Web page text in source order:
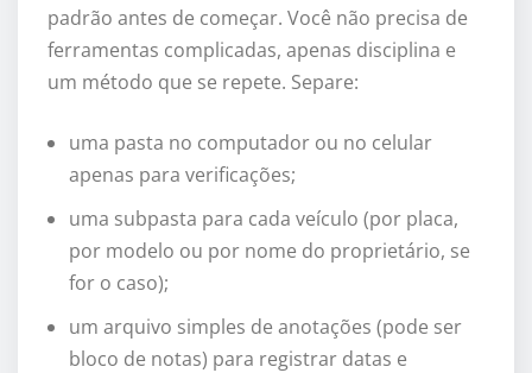
padrão antes de começar. Você não precisa de
ferramentas complicadas, apenas disciplina e
um método que se repete. Separe:
uma pasta no computador ou no celular
apenas para verificações;
uma subpasta para cada veículo (por placa,
por modelo ou por nome do proprietário, se
for o caso);
um arquivo simples de anotações (pode ser
bloco de notas) para registrar datas e